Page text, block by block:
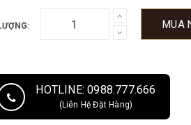
MUA
HOTLINE: 0988.777.666
(Liên Hệ Đặt Hàng)